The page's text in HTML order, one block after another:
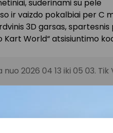
suderinami su pele
ir vaizdo pokalbiai per C
3D garsas,
Kart World“ atsisiuntimo
2026 04 13 iki 05 03. Tik